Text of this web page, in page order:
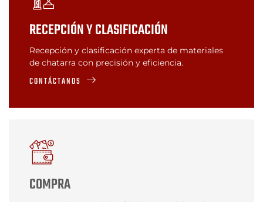
COMPRA
RECEPCIÓN Y CLASIFICACIÓN
Recepción y clasificación experta de materiales
de chatarra con precisión y eficiencia.
CONTÁCTANOS